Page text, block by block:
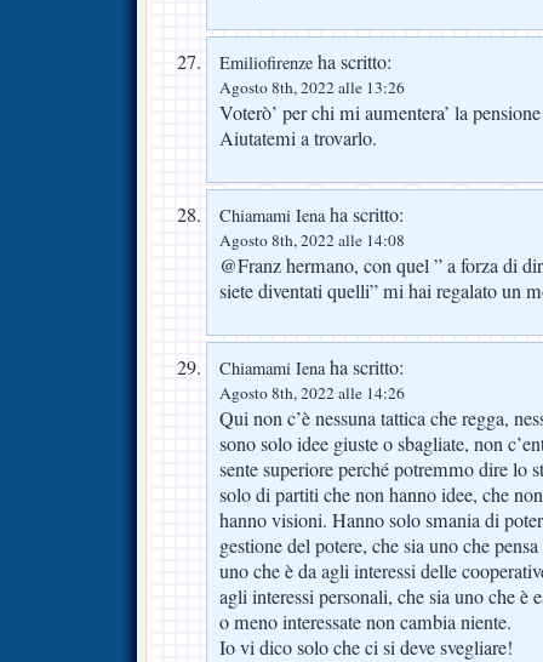
Emiliofirenze ha scritto:
Agosto 8th, 2022 alle 13:26
Voterò’ per chi mi aumentera’ la
Aiutatemi a trovarlo.
Chiamami Ienaha scritto:
Agosto 8th, 2022 alle 14:08
@Franz hermano, con quel ” a forza di
siete diventati quelli” mi hai regalato un
Chiamami Ienaha scritto:
Agosto 8th, 2022 alle 14:26
Qui non c’è nessuna tattica che regga,
sono solo idee giuste o sbagliate, non
sente superiore perché potremmo dire lo
solo di partiti che non hanno idee, che
hanno visioni. Hanno solo smania di
gestione del potere, che sia uno che
uno che è da agli interessi delle
agli interessi personali, che sia uno che è
o meno interessate non cambia niente.
Io vi dico solo che ci si deve svegliare!